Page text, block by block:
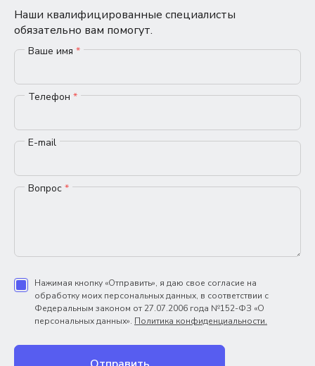
Наши квалифицированные специалисты
обязательно вам помогут.
Ваше имя *
Телефон *
E-mail
Вопрос *
Нажимая кнопку «Отправить», я даю свое согласие на
обработку моих персональных данных, в соответствии с
Федеральным законом от 27.07.2006 года №152-ФЗ «О
персональных данных». Политика конфиденциальности.